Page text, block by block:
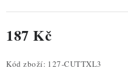
187 Kč
Kód zboží: 127-CUTTXL3